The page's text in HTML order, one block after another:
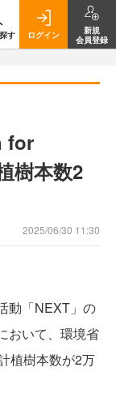
す ログイン
新規
会員登録
for
樹本数2
2025/06/30 11:30
動「NEXT」の
おいて、環境省
植樹本数が2万